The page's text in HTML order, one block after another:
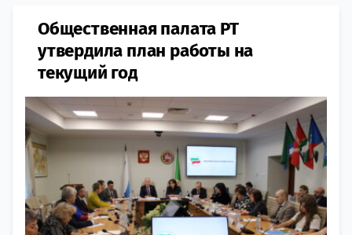
Общественная палата РТ
утвердила план работы на
текущий год